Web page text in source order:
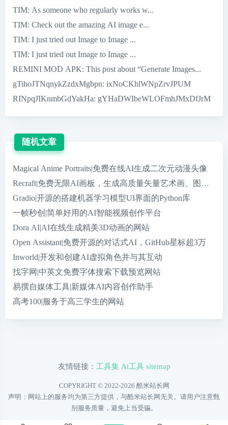
TIM: As someone who regularly works w...
TIM: Check out the amazing AI image e...
TIM: I just tried out Image to Image ...
TIM: I just tried out Image to Image ...
REMINI MOD APK: This post about “Generate Images...
gTihoJTNqnykZzdxMgbpn: ixNoCKhlWNpZrvJPUM
RINpqJIKnmbGdYakHa: gYHaDWIbeWLOFmhJMxDfJrM
随机文章
Magical Anime Portraits|免费在线AI生成二次元动漫头像
Recraft|免费无限AI画板，生成高质量矢量艺术画、图标、
Gradio|开源的搭建机器学习模型UI界面的Python库
一帧秒创|简单好用的AI智能视频创作平台
Dora AI|AI在线生成精美3D动画的网站
Open Assistant|免费开源的对话式AI，GitHub星标超3万
Inworld|开发和创建AI虚拟角色并与其互动
找字网|中英文免费字体搜索下载预览网站
易撰自媒体工具|新媒体AI内容创作助手
高考100|服务于高三学生的网站
友情链接： 工具集 Ai工具 sitemap
COPYRIGHT © 2022-2026 酷米站长网
声明：网站上的服务均为第三方提供，与酷米站长网无关。请用户注意甄
别服务质量，避免上当受骗。